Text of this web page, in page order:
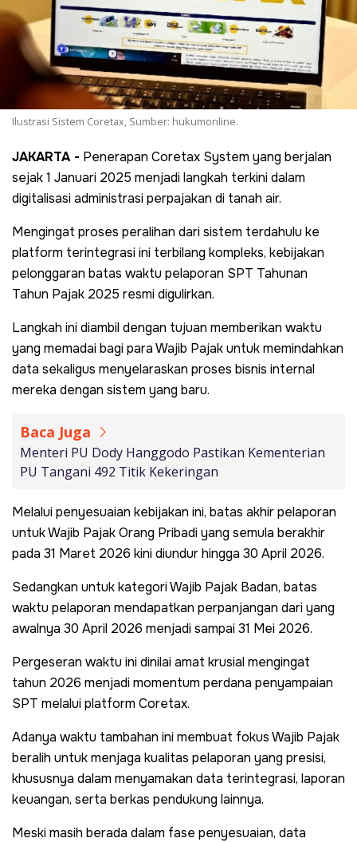
Ilustrasi Sistem Coretax, Sumber: hukumonline.
JAKARTA - Penerapan Coretax System yang berjalan
sejak 1 Januari 2025 menjadi langkah terkini dalam
digitalisasi administrasi perpajakan di tanah air.
Mengingat proses peralihan dari sistem terdahulu ke
platform terintegrasi ini terbilang kompleks, kebijakan
pelonggaran batas waktu pelaporan SPT Tahunan
Tahun Pajak 2025 resmi digulirkan.
Langkah ini diambil dengan tujuan memberikan waktu
yang memadai bagi para Wajib Pajak untuk memindahkan
data sekaligus menyelaraskan proses bisnis internal
mereka dengan sistem yang baru.
Baca Juga
Menteri PU Dody Hanggodo Pastikan Kementerian
PU Tangani 492 Titik Kekeringan
Melalui penyesuaian kebijakan ini, batas akhir pelaporan
untuk Wajib Pajak Orang Pribadi yang semula berakhir
pada 31 Maret 2026 kini diundur hingga 30 April 2026.
Sedangkan untuk kategori Wajib Pajak Badan, batas
waktu pelaporan mendapatkan perpanjangan dari yang
awalnya 30 April 2026 menjadi sampai 31 Mei 2026.
Pergeseran waktu ini dinilai amat krusial mengingat
tahun 2026 menjadi momentum perdana penyampaian
SPT melalui platform Coretax.
Adanya waktu tambahan ini membuat fokus Wajib Pajak
beralih untuk menjaga kualitas pelaporan yang presisi,
khususnya dalam menyamakan data terintegrasi, laporan
keuangan, serta berkas pendukung lainnya.
Meski masih berada dalam fase penyesuaian, data